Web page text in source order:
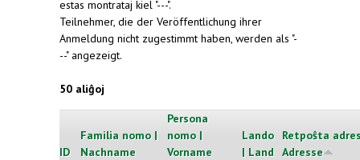
estas montrataj kiel "---".
Teilnehmer, die der Veröffentlichung ihrer
Anmeldung nicht zugestimmt haben, werden als "-
--" angezeigt.
50 aliĝoj
ID
Familia nomo |
Nachname
Persona
nomo |
Vorname
Lando
| Land
Retpoŝta
Adresse